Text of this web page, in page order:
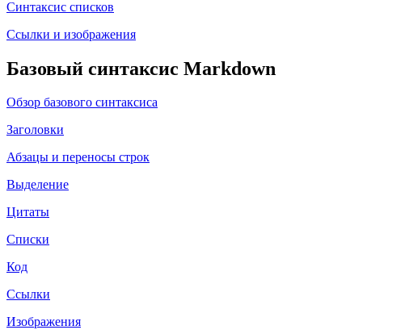
Синтаксис списков
Ссылки и изображения
Базовый синтаксис Markdown
Обзор базового синтаксиса
Заголовки
Абзацы и переносы строк
Выделение
Цитаты
Списки
Код
Ссылки
Изображения